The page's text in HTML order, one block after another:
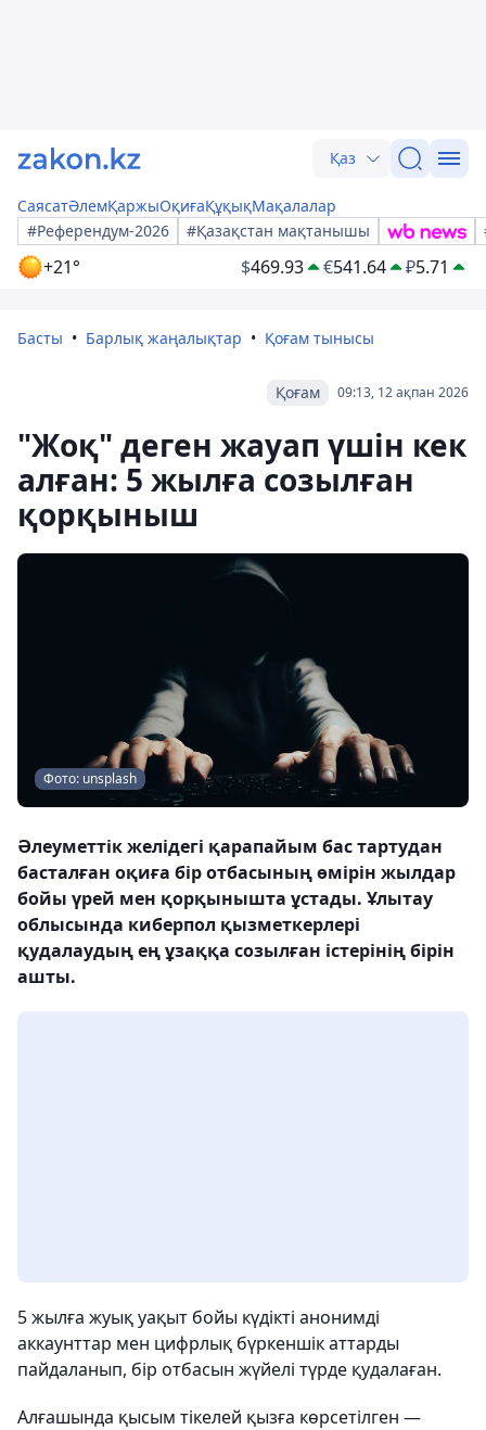
Қаз
СаясатӘлемҚаржыОқиғаҚұқықМақалалар
#Референдум-2026
#Қазақстан мақтанышы
+21° $469.93 €541.64 ₽5.71
Басты Барлық жаңалықтар Қоғам тынысы
09:13, 12 ақпан 2026
Қоғам
"Жоқ" деген жауап үшін кек
алған: 5 жылға созылған
қорқыныш
Фото: unsplash
Әлеуметтік желідегі қарапайым бас тартудан
басталған оқиға бір отбасының өмірін жылдар
бойы үрей мен қорқынышта ұстады. Ұлытау
облысында киберпол қызметкерлері
қудалаудың ең ұзаққа созылған істерінің бірін
ашты.
5 жылға жуық уақыт бойы күдікті анонимді
аккаунттар мен цифрлық бүркеншік аттарды
пайдаланып, бір отбасын жүйелі түрде қудалаған.
Алғашында қысым тікелей қызға көрсетілген —